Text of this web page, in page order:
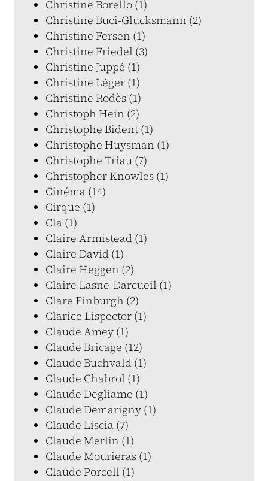
Christine Borello (1)
Christine Buci-Glucksmann (2)
Christine Fersen (1)
Christine Friedel (3)
Christine Juppé (1)
Christine Léger (1)
Christine Rodès (1)
Christoph Hein (2)
Christophe Bident (1)
Christophe Huysman (1)
Christophe Triau (7)
Christopher Knowles (1)
Cinéma (14)
Cirque (1)
Cla (1)
Claire Armistead (1)
Claire David (1)
Claire Heggen (2)
Claire Lasne-Darcueil (1)
Clare Finburgh (2)
Clarice Lispector (1)
Claude Amey (1)
Claude Bricage (12)
Claude Buchvald (1)
Claude Chabrol (1)
Claude Degliame (1)
Claude Demarigny (1)
Claude Liscia (7)
Claude Merlin (1)
Claude Mourieras (1)
Claude Porcell (1)